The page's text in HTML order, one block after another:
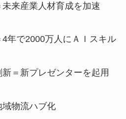
来産業人材育成を加速
年で2000万人にＡＩスキル
＝新プレゼンターを起用
物流ハブ化